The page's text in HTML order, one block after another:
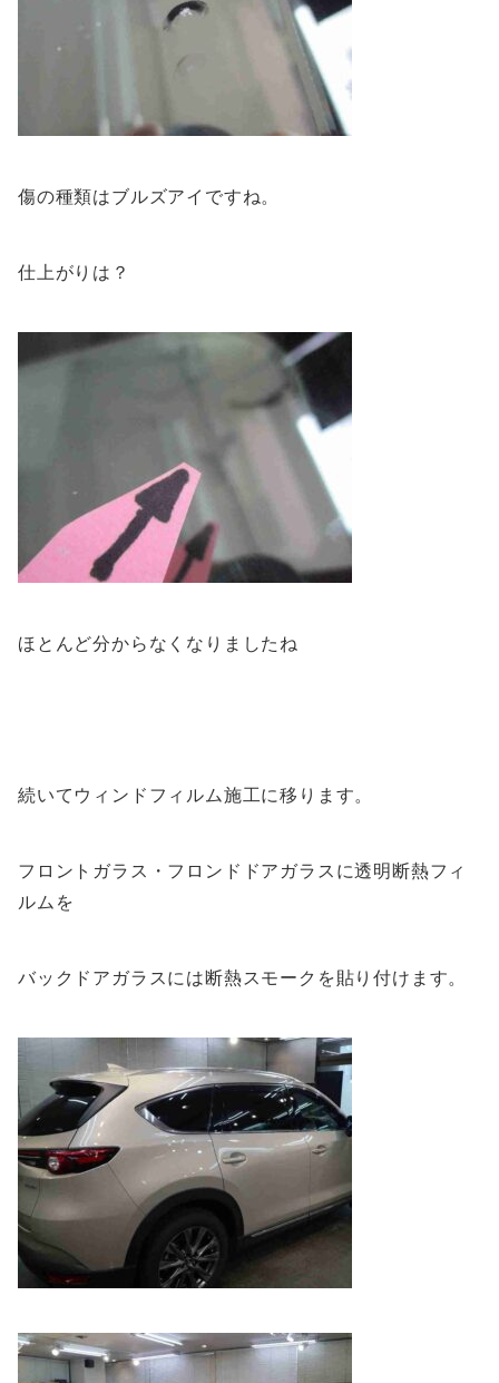
傷の種類はブルズアイですね。
仕上がりは？
ほとんど分からなくなりましたね
続いてウィンドフィルム施工に移ります。
フロントガラス・フロンドドアガラスに透明断熱フィ
ルムを
バックドアガラスには断熱スモークを貼り付けます。